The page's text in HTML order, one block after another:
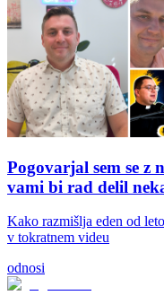
Pogovarjal sem se z
vami bi rad delil
Kako razmišlja eden od
v tokratnem videu
odnosi